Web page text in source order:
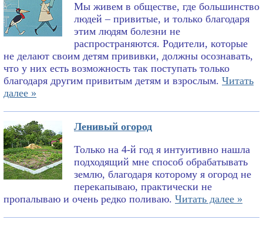
Мы живем в обществе, где большинство
людей – привитые, и только благодаря
этим людям болезни не
распространяются. Родители, которые
не делают своим детям прививки, должны осознавать,
что у них есть возможность так поступать только
благодаря другим привитым детям и взрослым. Читать
далее »
Ленивый огород
Только на 4-й год я интуитивно нашла
подходящий мне способ обрабатывать
землю, благодаря которому я огород не
перекапываю, практически не
пропалываю и очень редко поливаю. Читать далее »